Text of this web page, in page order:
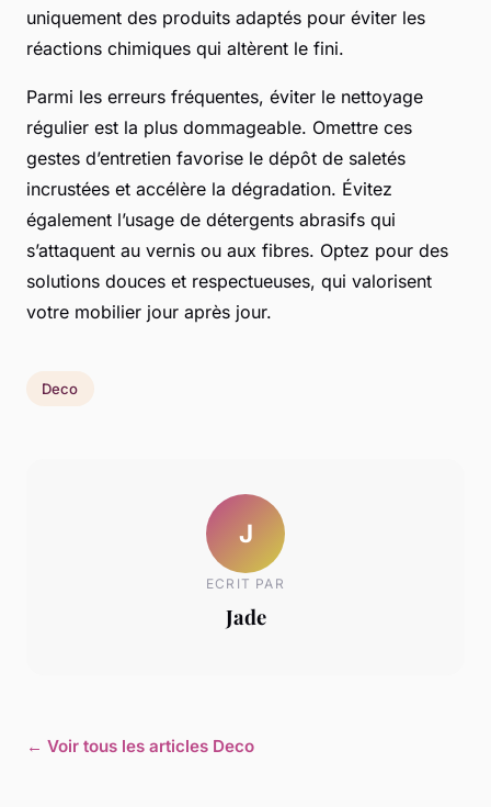
uniquement des produits adaptés pour éviter les
réactions chimiques qui altèrent le fini.
Parmi les erreurs fréquentes, éviter le nettoyage
régulier est la plus dommageable. Omettre ces
gestes d’entretien favorise le dépôt de saletés
incrustées et accélère la dégradation. Évitez
également l’usage de détergents abrasifs qui
s’attaquent au vernis ou aux fibres. Optez pour des
solutions douces et respectueuses, qui valorisent
votre mobilier jour après jour.
Deco
J
ECRIT PAR
Jade
← Voir tous les articles Deco